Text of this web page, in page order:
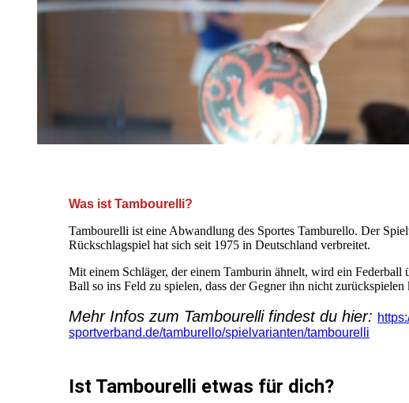
Was ist Tambourelli?
Tambourelli ist eine Abwandlung des Sportes Tamburello. Der
Rückschlagspiel hat sich seit 1975 in Deutschland verbreitet.
Mit einem Schläger, der einem Tamburin ähnelt, wird ein
Ball so ins Feld zu spielen, dass der Gegner ihn nicht
Mehr Infos zum Tambourelli findest du hier:
sportverband.de/tamburello/spielvarianten/tambourelli
Ist Tambourelli etwas für dich?